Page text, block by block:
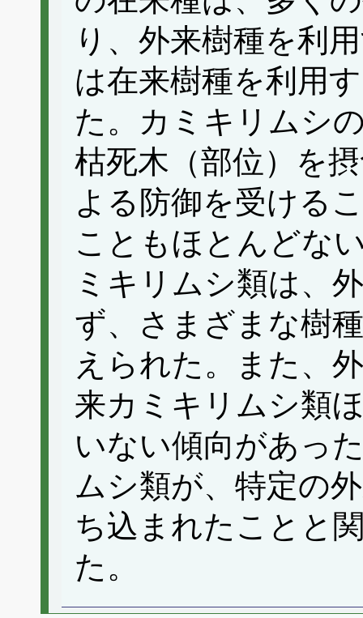
り、外来樹種を利
は在来樹種を利用
た。カミキリムシ
枯死木（部位）を
よる防御を受ける
こともほとんどな
ミキリムシ類は、
ず、さまざまな樹
えられた。また、
来カミキリムシ類
いない傾向があっ
ムシ類が、特定の
ち込まれたことと
た。